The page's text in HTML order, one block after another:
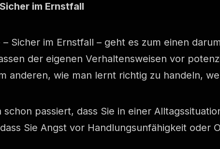
im Ernstfall
– Sicher im Ernstfall – geht es zum einen
der eigenen Verhaltensweisen vor
anderen, wie man lernt richtig zu handeln,
passiert, dass Sie in einer
Sie Angst vor Handlungsunfähigkeit oder